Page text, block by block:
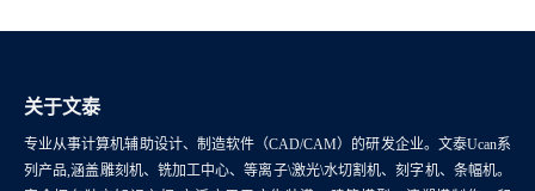
关于文泰
专业从事计算机辅助设计、制造软件（CAD/CAM）的研发企业。文泰Ucan系
列产品,涵盖雕刻机、铣加工中心、等离子\激光\水切割机、刻字机、条幅机。